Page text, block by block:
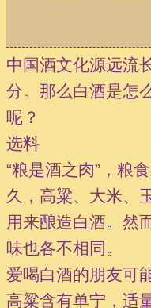
中国酒文化源远流
分。那么白酒是怎
呢？
选料
“粮是酒之肉”，粮
久，高粱、大米、
用来酿造白酒。然
味也各不相同。
爱喝白酒的朋友可
高粱含有单宁，适